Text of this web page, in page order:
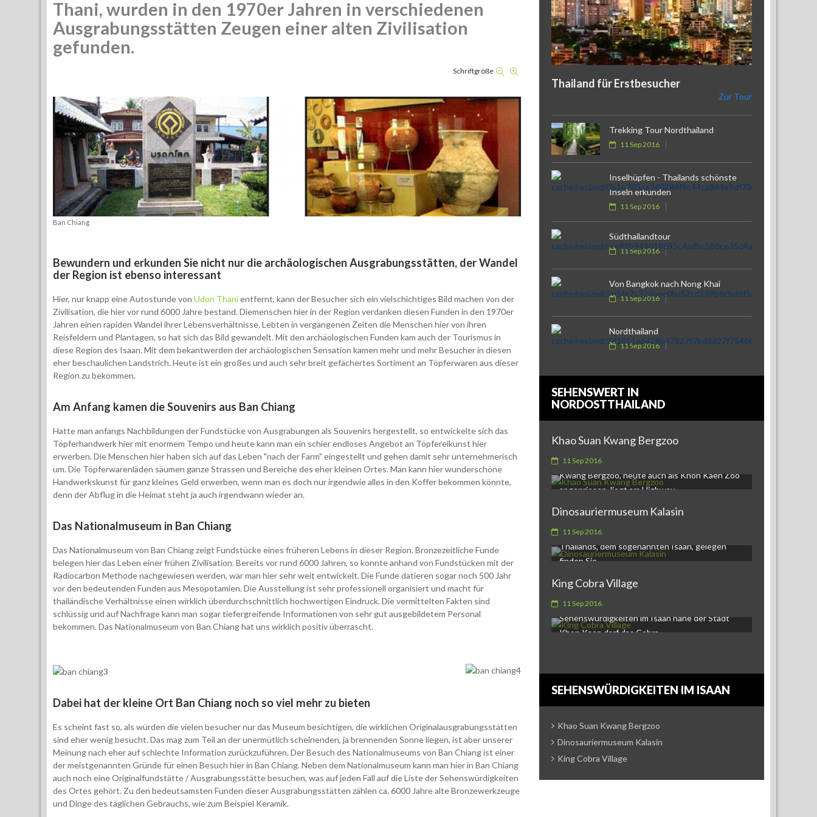
Thani, wurden in den 1970er Jahren in verschiedenen
Ausgrabungsstätten Zeugen einer alten Zivilisation
gefunden.
Schriftgröße
Ban Chiang
Bewundern und erkunden Sie nicht nur die archäologischen Ausgrabungsstätten, der Wandel
der Region ist ebenso interessant
Hier, nur knapp eine Autostunde von Udon Thanientfernt, kann der Besucher sich ein vielschichtiges Bild machen von der
Zivilisation, die hier vor rund 6000 Jahre bestand. Diemenschen hier in der Region verdanken diesen Funden in den 1970er
Jahren einen rapiden Wandel ihrer Lebensverhältnisse. Lebten in vergangenen Zeiten die Menschen hier von ihren
Reisfeldern und Plantagen, so hat sich das Bild gewandelt. Mit den archäologischen Funden kam auch der Tourismus in
diese Region des Isaan. Mit dem bekantwerden der archäologischen Sensation kamen mehr und mehr Besucher in diesen
eher beschaulichen Landstrich. Heute ist ein großes und auch sehr breit gefächertes Sortiment an Töpferwaren aus dieser
Region zu bekommen.
Am Anfang kamen die Souvenirs aus Ban Chiang
Hatte man anfangs Nachbildungen der Fundstücke von Ausgrabungen als Souvenirs hergestellt, so entwickelte sich das
Töpferhandwerk hier mit enormem Tempo und heute kann man ein schier endloses Angebot an Töpfereikunst hier
erwerben. Die Menschen hier haben sich auf das Leben "nach der Farm" eingestellt und gehen damit sehr unternehmerisch
um. Die Töpferwarenläden säumen ganze Strassen und Bereiche des eher kleinen Ortes. Man kann hier wunderschöne
Handwerkskunst für ganz kleines Geld erwerben, wenn man es doch nur irgendwie alles in den Koffer bekommen könnte,
denn der Abflug in die Heimat steht ja auch irgendwann wieder an.
Das Nationalmuseum in Ban Chiang
Das Nationalmuseum von Ban Chiang zeigt Fundstücke eines früheren Lebens in dieser Region. Bronzezeitliche Funde
belegen hier das Leben einer frühen Zivilisation. Bereits vor rund 6000 Jahren, so konnte anhand von Fundstücken mit der
Radiocarbon Methode nachgewiesen werden, war man hier sehr weit entwickelt. Die Funde datieren sogar noch 500 Jahr
vor den bedeutenden Funden aus Mesopotamien. Die Ausstellung ist sehr professionell organisiert und macht für
thailändische Verhältnisse einen wirklich überdurchschnittlich hochwertigen Eindruck. Die vermittelten Fakten sind
schlüssig und auf Nachfrage kann man sogar tiefergreifende Informationen von sehr gut ausgebildetem Personal
bekommen. Das Nationalmuseum von Ban Chiang hat uns wirklich positiv überrascht.
Dabei hat der kleine Ort Ban Chiang noch so viel mehr zu bieten
Es scheint fast so, als würden die vielen besucher nur das Museum besichtigen, die wirklichen Originalausgrabungsstätten
sind eher wenig besucht. Das mag zum Teil an der unermütlich scheinenden, ja brennenden Sonne liegen, ist aber unserer
Meinung nach eher auf schlechte Information zurückzuführen. Der Besuch des Nationalmuseums von Ban Chiang ist einer
der meistgenannten Gründe für einen Besuch hier in Ban Chiang. Neben dem Nationalmuseum kann man hier in Ban Chiang
auch noch eine Originalfundstätte / Ausgrabungsstätte besuchen, was auf jeden Fall auf die Liste der Sehenswürdigkeiten
des Ortes gehört. Zu den bedeutsamsten Funden dieser Ausgrabungsstätten zählen ca. 6000 Jahre alte Bronzewerkzeuge
und Dinge des täglichen Gebrauchs, wie zum Beispiel Keramik.
Thailand für Erstbesucher
Zur Tour
Trekking Tour Nordthailand
11 Sep 2016
Inselhüpfen - Thailands schönste
Inseln erkunden
11 Sep 2016
Südthailandtour
11 Sep 2016
Von Bangkok nach Nong Khai
11 Sep 2016
Nordthailand
11 Sep 2016
SEHENSWERT IN
NORDOSTTHAILAND
Khao Suan Kwang Bergzoo
11 Sep 2016
Khao Suan Kwang BergzooDer Khao Suan
Kwang Bergzoo, heute auch als Khon Kaen Zoo
angepriesen, liegt am Highway…
Dinosauriermuseum Kalasin
11 Sep 2016
Dinosauriermuseum Kalasin29 km nördlich von
Kalasin, am Highway 227 im Nordosten
Thailands, dem sogenannten Isaan, gelegen
finden Sie…
King Cobra Village
11 Sep 2016
Ban Khok Sa-Nga Cobra VillageAls eine der
Sehenswürdigkeiten im Isaan nahe der Stadt
Khon Kaen darf das Cobra…
SEHENSWÜRDIGKEITEN IM ISAAN
Khao Suan Kwang Bergzoo
Dinosauriermuseum Kalasin
King Cobra Village